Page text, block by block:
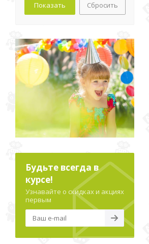
Сбросить
Будьте всегда в
курсе!
Узнавайте о скидках и акциях
первым